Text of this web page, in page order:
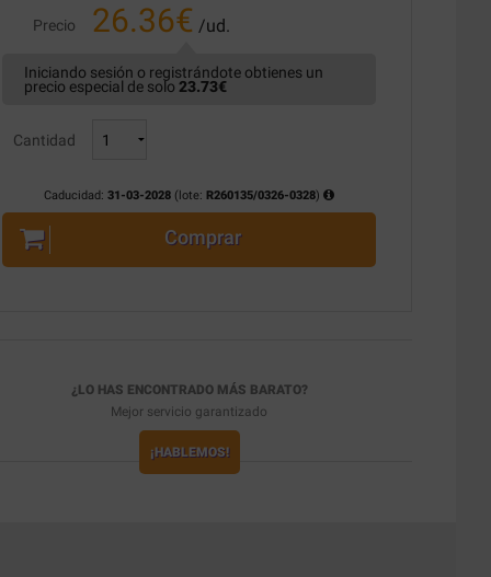
Precio 26.36€ /ud.
Iniciando sesión o registrándote obtienes un
precio especial de solo23.73€
Cantidad
Caducidad:31-03-2028 (lote: R260135/0326-0328)
Comprar
¿LO HAS ENCONTRADO MÁS BARATO?
Mejor servicio garantizado
¡HABLEMOS!